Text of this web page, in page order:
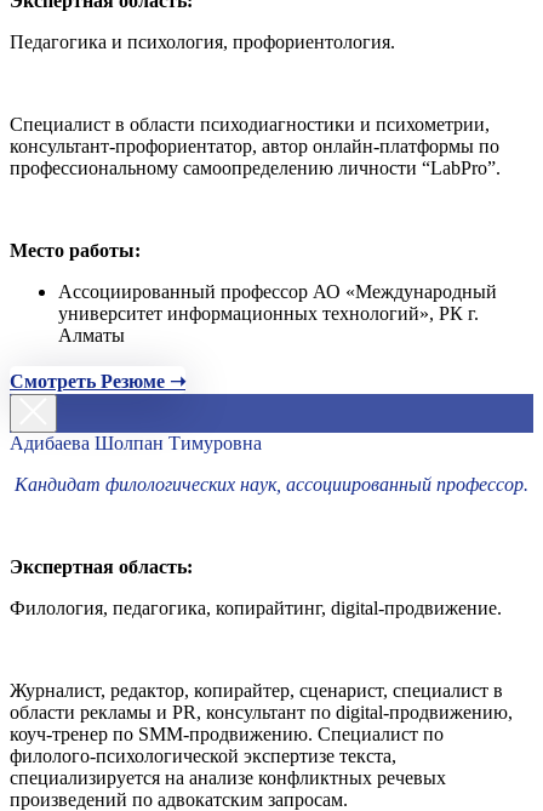
Педагогика и психология, профориентология.
Специалист в области психодиагностики и психометрии,
консультант-профориентатор, автор онлайн-платформы по
профессиональному самоопределению личности “LabPro”.
Место работы:
Ассоциированный профессор АО «Международный
университет информационных технологий», РК г.
Алматы
Смотреть Резюме ➝
Адибаева Шолпан Тимуровна
Кандидат филологических наук, ассоциированный профессор.
Экспертная область:
Филология, педагогика, копирайтинг, digital-продвижение.
Журналист, редактор, копирайтер, сценарист, специалист в
области рекламы и PR, консультант по digital-продвижению,
коуч-тренер по SMM-продвижению. Специалист по
филолого-психологической экспертизе текста,
специализируется на анализе конфликтных речевых
произведений по адвокатским запросам.